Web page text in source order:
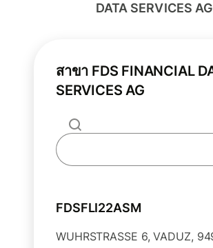
DATA SERVICES AG
สาขา FDS FINANCIAL
SERVICES AG
FDSFLI22ASM
WUHRSTRASSE 6, VADUZ,